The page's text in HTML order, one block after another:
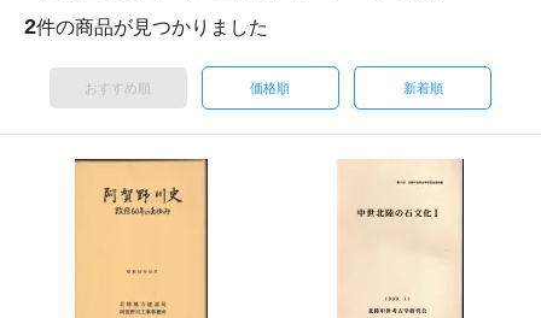
2件の商品が見つかりました
おすすめ順 価格順 新着順